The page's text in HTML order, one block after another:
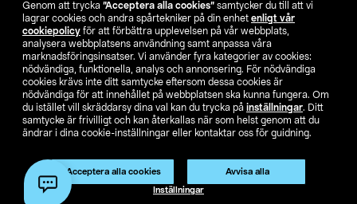
Genom att trycka ”Acceptera alla cookies” samtycker du till att vi
lagrar cookies och andra spårtekniker på din enhet enligt vår
cookiepolicy för att förbättra upplevelsen på vår webbplats,
analysera webbplatsens användning samt anpassa våra
marknadsföringsinsatser. Vi använder fyra kategorier av cookies:
nödvändiga, funktionella, analys och annonsering. För nödvändiga
cookies krävs inte ditt samtycke eftersom dessa cookies är
nödvändiga för att innehållet på webbplatsen ska kunna fungera. Om
du istället vill skräddarsy dina val kan du trycka på inställningar. Ditt
samtycke är frivilligt och kan återkallas när som helst genom att du
ändrar i dina cookie-inställningar eller kontaktar oss för guidning.
Acceptera alla cookies Avvisa alla
Inställningar
Våra bolag
Hitta butik
SE NO FI
Köpvillkor Privacy statement Klubbvillkor